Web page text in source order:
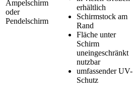
Ampelschirm
oder
Pendelschirm
erhältlich
Schirmstock am
Rand
Fläche unter
Schirm
uneingeschränkt
nutzbar
umfassender UV-
Schutz